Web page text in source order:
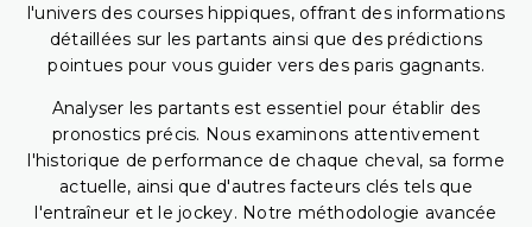
l'univers des courses hippiques, offrant des informations
détaillées sur les partants ainsi que des prédictions
pointues pour vous guider vers des paris gagnants.
Analyser les partants est essentiel pour établir des
pronostics précis. Nous examinons attentivement
l'historique de performance de chaque cheval, sa forme
actuelle, ainsi que d'autres facteurs clés tels que
l'entraîneur et le jockey. Notre méthodologie avancée